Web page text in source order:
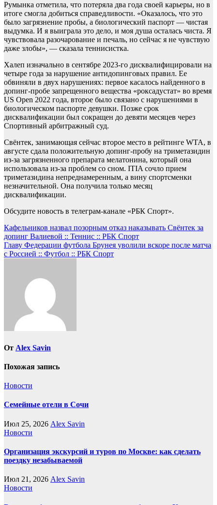
Румынка отметила, что потеряла два года своей карьеры, но в
итоге смогла добиться справедливости. «Оказалось, что это
было загрязнение пробы, а биологический паспорт — чистая
выдумка. И я выиграла это дело, и моя душа осталась чиста. Я
чувствовала разочарование и печаль, но сейчас я не чувствую
даже злобы», — сказала теннисистка.
Халеп изначально в сентябре 2023-го дисквалифицировали на
четыре года за нарушение антидопинговых правил. Ее
обвиняли в двух нарушениях: первое касалось найденного в
допинг-пробе запрещенного вещества «роксадустат» во время
US Open 2022 года, второе было связано с нарушениями в
биологическом паспорте девушки. Позже срок
дисквалификации был сокращен до девяти месяцев через
Спортивный арбитражный суд.
Свёнтек, занимающая сейчас второе место в рейтинге WTA, в
августе сдала положительную допинг-пробу на триметазидин
из-за загрязненного препарата мелатонина, который она
использовала из-за проблем со сном. ITIA сочло прием
триметазидина непреднамеренным, а вину спортсменки
незначительной. Она получила только месяц
дисквалификации.
Обсудите новость в телеграм-канале «РБК Спорт».
Навигация
по
записям
Кафельников назвал позорным отказ наказывать Свёнтек за
допинг Валиевой :: Теннис :: РБК Спорт
Главу Федерации футбола Брунея уволили вскоре после матча
с Россией :: Футбол :: РБК Спорт
От Alex Savin
Похожая запись
Новости
Семейные отели в Сочи
Июл 25, 2026 Alex Savin
Новости
Организация экскурсий и туров по Москве: как сделать
поездку незабываемой
Июл 21, 2026 Alex Savin
Новости